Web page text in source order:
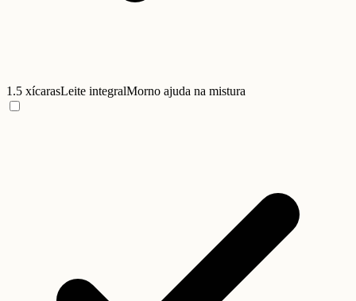
1.5 xícarasLeite integralMorno ajuda na mistura